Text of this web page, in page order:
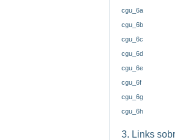
cgu_6a
cgu_6b
cgu_6c
cgu_6d
cgu_6e
cgu_6f
cgu_6g
cgu_6h
3. Links